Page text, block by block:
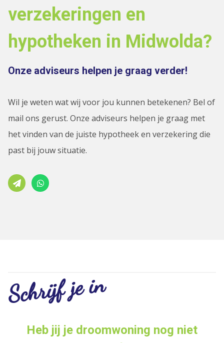
verzekeringen en
hypotheken in Midwolda?
Onze adviseurs helpen je graag verder!
Wil je weten wat wij voor jou kunnen betekenen? Bel of
mail ons gerust. Onze adviseurs helpen je graag met
het vinden van de juiste hypotheek en verzekering die
past bij jouw situatie.
Heb jij je droomwoning nog niet
Schrijf je in